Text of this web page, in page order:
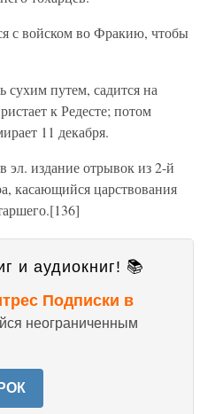
с войском во Фракию, чтобы
сухим путем, садится на
к Редесте; потом
11 декабря.
издание отрывок из 2-й
касающийся царствования
и аудиокниг! 📚
Подписки в
неограниченным